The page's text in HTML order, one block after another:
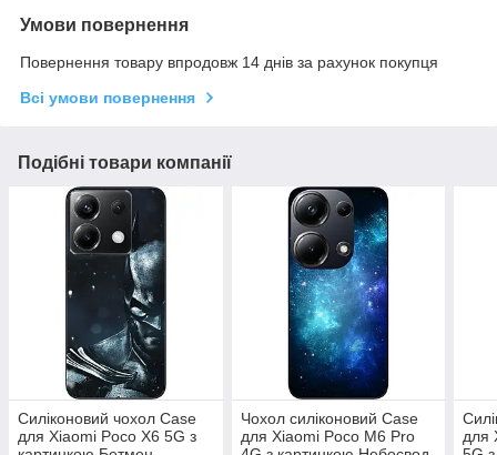
Умови повернення
Повернення товару впродовж 14 днів за рахунок покупця
Всі умови повернення
Подібні товари компанії
Силіконовий чохол Case
для Xiaomi Poco X6 5G з
Чохол силіконовий Case
для Xiaomi Poco M6 Pro
для